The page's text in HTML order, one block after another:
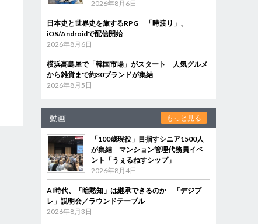
2026年8月6日
日本史と世界史を旅するRPG 「時渡り」、
iOS/Androidで配信開始
2026年8月6日
横浜高島屋で「韓国市場」がスタート 人気グルメ
から雑貨まで約30ブランドが集結
2026年8月5日
動画 もっと見る
「100歳現役」目指すシニア1500人
が集結 マンション管理代務員イベ
ント「うぇるねすシップ」
2026年8月4日
AI時代、「暗黙知」は継承できるのか 「デジブ
レ」説明会／ラウンドテーブル
2026年8月3日